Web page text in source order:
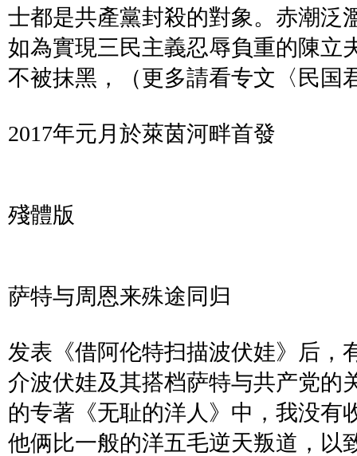
士都是共產黨封殺的對象。赤潮泛
如為實現三民主義忍辱負重的陳立
不被抹黑，（更多請看专文 〈 民国
2017年元月於萊茵河畔首發
殘體版
萨特与周恩来殊途同归
发表《借阿伦特扫描波伏娃》后，
介波伏娃及其搭档萨特与共产党的
的专著《无耻的洋人》中，我没有
他俩比一般的洋五毛逆天叛道，以